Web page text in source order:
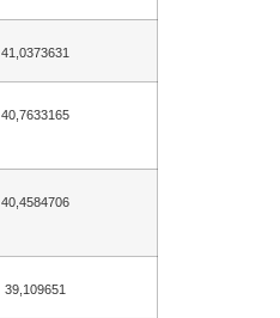
41,0373631
40,7633165
40,4584706
39,109651